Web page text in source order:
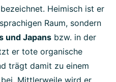
bezeichnet. Heimisch ist er
Raum, sondern
und Japans bzw. in der
er tote organische
trägt damit zu einem
Mittlerweile wird er